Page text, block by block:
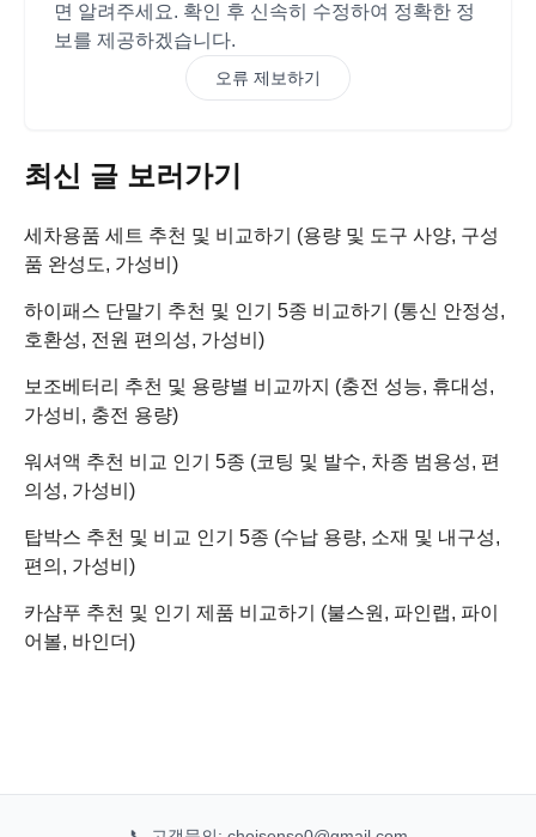
면 알려주세요. 확인 후 신속히 수정하여 정확한 정
보를 제공하겠습니다.
오류 제보하기
최신 글 보러가기
세차용품 세트 추천 및 비교하기 (용량 및 도구 사양, 구성
품 완성도, 가성비)
하이패스 단말기 추천 및 인기 5종 비교하기 (통신 안정성,
호환성, 전원 편의성, 가성비)
보조베터리 추천 및 용량별 비교까지 (충전 성능, 휴대성,
가성비, 충전 용량)
워셔액 추천 비교 인기 5종 (코팅 및 발수, 차종 범용성, 편
의성, 가성비)
탑박스 추천 및 비교 인기 5종 (수납 용량, 소재 및 내구성,
편의, 가성비)
카샴푸 추천 및 인기 제품 비교하기 (불스원, 파인랩, 파이
어볼, 바인더)